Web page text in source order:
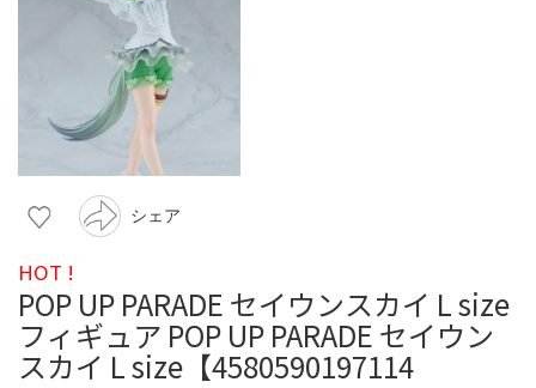
シェア
HOT !
POP UP PARADE セイウンスカイ L size
フィギュア POP UP PARADE セイウン
スカイ L size【4580590197114